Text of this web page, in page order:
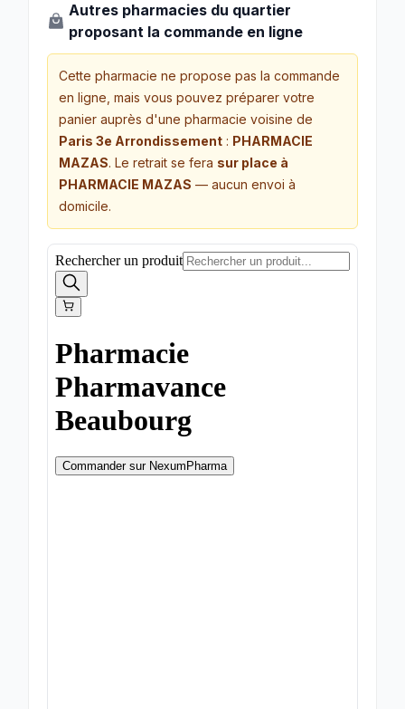
Autres pharmacies du quartier
proposant la commande en ligne
Cette pharmacie ne propose pas la commande
en ligne, mais vous pouvez préparer votre
panier auprès d'une pharmacie voisine de
Paris 3e Arrondissement : PHARMACIE
MAZAS. Le retrait se fera sur place à
PHARMACIE MAZAS — aucun envoi à
domicile.